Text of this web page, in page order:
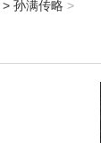
> 孙满传略 >